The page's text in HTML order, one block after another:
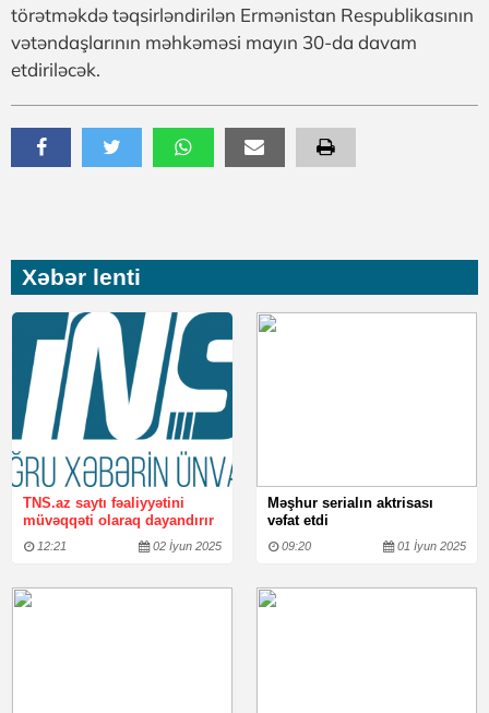
Xəbər lenti
TNS.az saytı fəaliyyətini
müvəqqəti olaraq dayandırır
12:21 02 İyun 2025
Məşhur serialın aktrisası
vəfat etdi
09:20 01 İyun 2025
törətməkdə təqsirləndirilən Ermənistan Respublikasının
vətəndaşlarının məhkəməsi mayın 30-da davam
etdiriləcək.